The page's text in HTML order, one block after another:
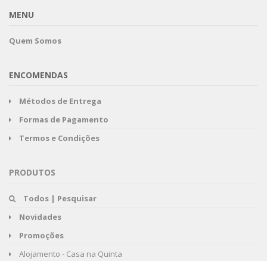
MENU
Quem Somos
ENCOMENDAS
Métodos de Entrega
Formas de Pagamento
Termos e Condições
PRODUTOS
Todos | Pesquisar
Novidades
Promoções
Alojamento - Casa na Quinta